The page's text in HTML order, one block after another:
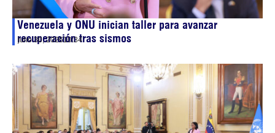
Venezuela y ONU inician taller para avanzar
recuperación tras sismos
julio 30, 202610:34